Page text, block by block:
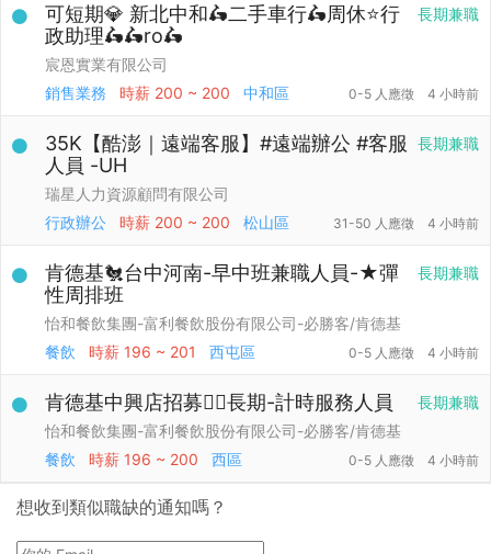
長期兼職
可短期💎 新北中和🛵二手車行🛵周休⭐行
政助理🛵🛵ro🛵
宸恩實業有限公司
銷售業務
時薪 200 ~ 200 中和區 0-5 人應徵 4 小時前
長期兼職
35K【酷澎｜遠端客服】#遠端辦公 #客服
人員 -UH
瑞星人力資源顧問有限公司
行政辦公
時薪 200 ~ 200 松山區 31-50 人應徵 4 小時前
長期兼職
肯德基🐔台中河南-早中班兼職人員-★彈
性周排班
怡和餐飲集團-富利餐飲股份有限公司-必勝客/肯德基
餐飲
時薪 196 ~ 201 西屯區 0-5 人應徵 4 小時前
長期兼職
肯德基中興店招募👉🏻長期-計時服務人員
怡和餐飲集團-富利餐飲股份有限公司-必勝客/肯德基
餐飲
時薪 196 ~ 200 西區 0-5 人應徵 4 小時前
想收到類似職缺的通知嗎？